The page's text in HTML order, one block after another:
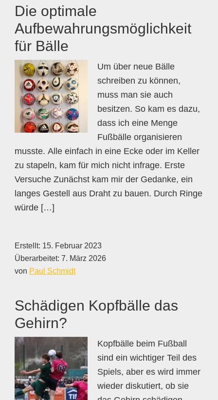
Die optimale
Aufbewahrungsmöglichkeit
für Bälle
Um über neue Bälle
schreiben zu können,
muss man sie auch
besitzen. So kam es dazu,
dass ich eine Menge
Fußbälle organisieren
musste. Alle einfach in eine Ecke oder im Keller
zu stapeln, kam für mich nicht infrage. Erste
Versuche Zunächst kam mir der Gedanke, ein
langes Gestell aus Draht zu bauen. Durch Ringe
würde […]
Erstellt: 15. Februar 2023
Überarbeitet: 7. März 2026
von Paul Schmidt
Schädigen Kopfbälle das
Gehirn?
Kopfbälle beim Fußball
sind ein wichtiger Teil des
Spiels, aber es wird immer
wieder diskutiert, ob sie